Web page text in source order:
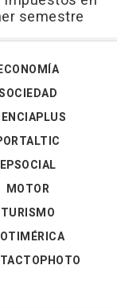
semestre
EPSOCIAL
MOTOR
TURISMO